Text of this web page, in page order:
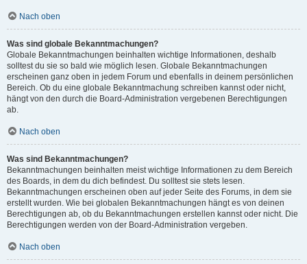
Nach oben
Was sind globale Bekanntmachungen?
Globale Bekanntmachungen beinhalten wichtige Informationen, deshalb
solltest du sie so bald wie möglich lesen. Globale Bekanntmachungen
erscheinen ganz oben in jedem Forum und ebenfalls in deinem persönlichen
Bereich. Ob du eine globale Bekanntmachung schreiben kannst oder nicht,
hängt von den durch die Board-Administration vergebenen Berechtigungen
ab.
Nach oben
Was sind Bekanntmachungen?
Bekanntmachungen beinhalten meist wichtige Informationen zu dem Bereich
des Boards, in dem du dich befindest. Du solltest sie stets lesen.
Bekanntmachungen erscheinen oben auf jeder Seite des Forums, in dem sie
erstellt wurden. Wie bei globalen Bekanntmachungen hängt es von deinen
Berechtigungen ab, ob du Bekanntmachungen erstellen kannst oder nicht. Die
Berechtigungen werden von der Board-Administration vergeben.
Nach oben